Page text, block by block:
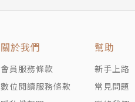
關於我們
會員服務條款
數位閱讀服務條款
幫助
新手上路
常見問題